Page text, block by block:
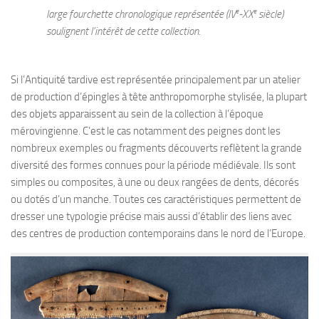
large fourchette chronologique représentée (IVe-XXesiècle)
soulignent l’intérêt de cette collection.
Si l’Antiquité tardive est représentée principalement par un atelier
de production d’épingles à tête anthropomorphe stylisée, la plupart
des objets apparaissent au sein de la collection à l’époque
mérovingienne. C’est le cas notamment des peignes dont les
nombreux exemples ou fragments découverts reflètent la grande
diversité des formes connues pour la période médiévale. Ils sont
simples ou composites, à une ou deux rangées de dents, décorés
ou dotés d’un manche. Toutes ces caractéristiques permettent de
dresser une typologie précise mais aussi d’établir des liens avec
des centres de production contemporains dans le nord de l’Europe.